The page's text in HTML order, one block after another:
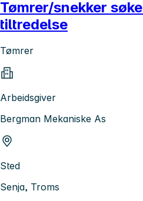
Tømrer/snekker
tiltredelse
Tømrer
Arbeidsgiver
Bergman Mekaniske As
Sted
Senja, Troms